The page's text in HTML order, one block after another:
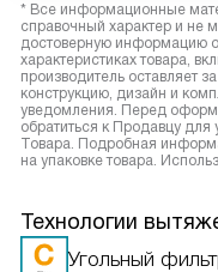
* Все информационные
справочный характер и не
достоверную информацию о
характеристиках товара,
производитель оставляет
конструкцию, дизайн и
уведомления. Перед
обратиться к Продавцу для
Товара. Подробная
на упаковке товара.
Технологии
Угольный